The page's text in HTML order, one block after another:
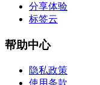
分享体验
标签云
帮助中心
隐私政策
使用条款